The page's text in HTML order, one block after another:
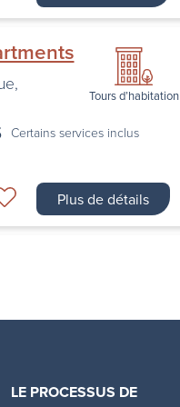
Tours d’habitation
,
Certains services inclus
Plus de détails
Certains services inclus
Plus de détails
LE PROCESSUS DE